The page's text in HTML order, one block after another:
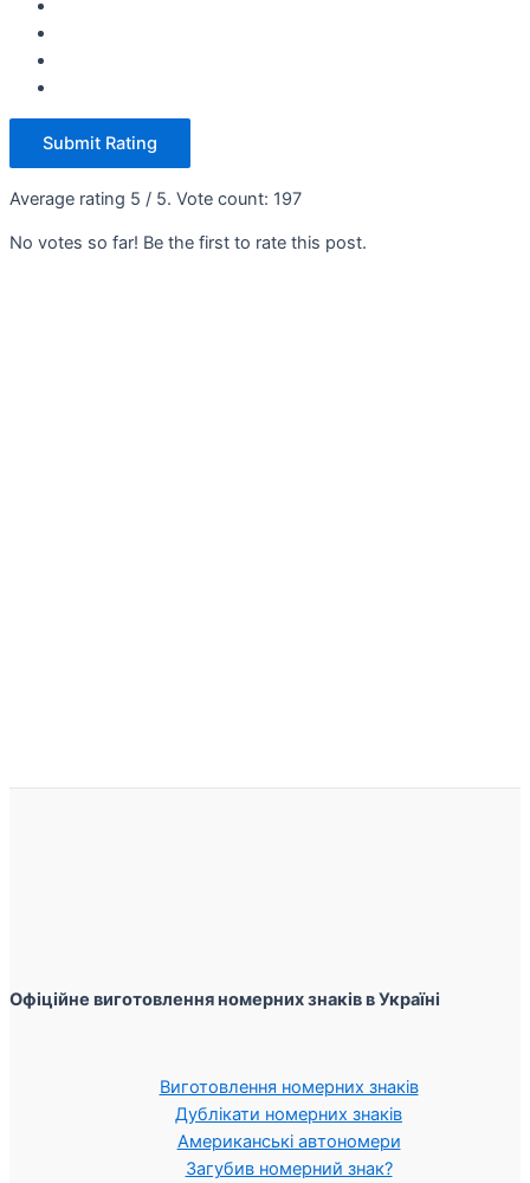
Submit Rating
Average rating 5 / 5. Vote count: 197
No votes so far! Be the first to rate this post.
Офіційне виготовлення номерних знаків в Україні
Виготовлення номерних знаків
Дублікати номерних знаків
Американські автономери
Загубив номерний знак?